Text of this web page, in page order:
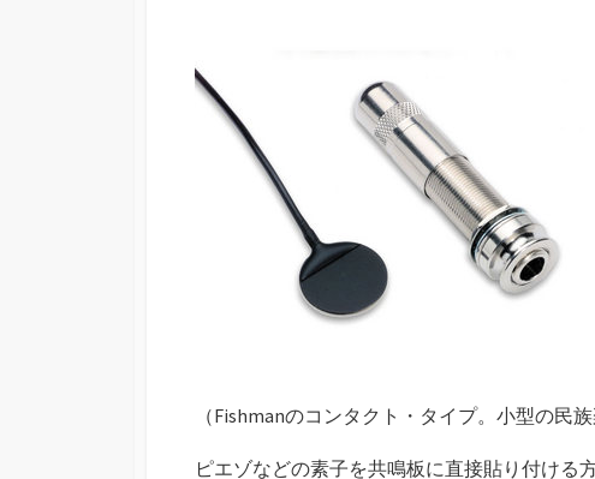
（Fishmanのコンタクト・タイプ。小型の民
ピエゾなどの素子を共鳴板に直接貼り付ける